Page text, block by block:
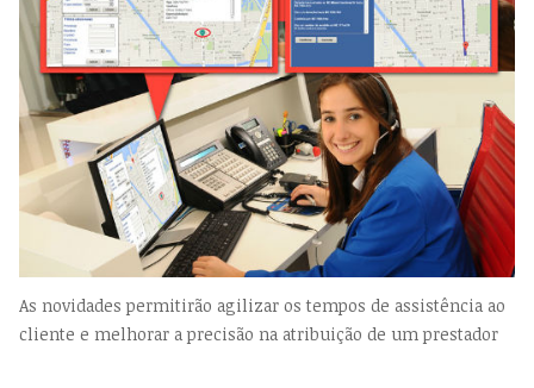
As novidades permitirão agilizar os tempos de assistência ao
cliente e melhorar a precisão na atribuição de um prestador